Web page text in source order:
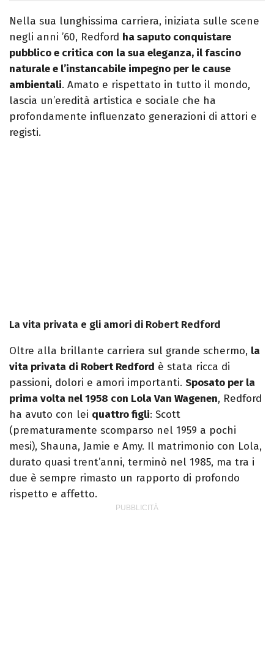
Nella sua lunghissima carriera, iniziata sulle scene
negli anni ’60, Redford ha saputo conquistare
pubblico e critica con la sua eleganza, il fascino
naturale e l’instancabile impegno per le cause
ambientali. Amato e rispettato in tutto il mondo,
lascia un’eredità artistica e sociale che ha
profondamente influenzato generazioni di attori e
registi.
La vita privata e gli amori di Robert Redford
Oltre alla brillante carriera sul grande schermo, la
vita privata di Robert Redford è stata ricca di
passioni, dolori e amori importanti. Sposato per la
prima volta nel 1958 con Lola Van Wagenen, Redford
ha avuto con lei quattro figli: Scott
(prematuramente scomparso nel 1959 a pochi
mesi), Shauna, Jamie e Amy. Il matrimonio con Lola,
durato quasi trent’anni, terminò nel 1985, ma tra i
due è sempre rimasto un rapporto di profondo
rispetto e affetto.